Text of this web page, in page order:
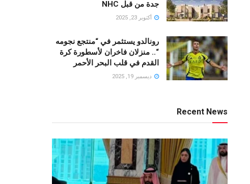
جدة من قبل NHC
أكتوبر 23, 2025
رونالدو يستثمر في “منتجع نجومه
“.. منزلان فاخران لأسطورة كرة
القدم في قلب البحر الأحمر
ديسمبر 19, 2025
Recent News